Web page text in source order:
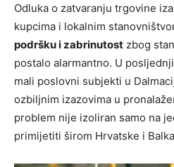
Odluka o zatvaranju trgovine
kupcima i lokalnim
podršku i zabrinutost zbog
postalo alarmantno. U
mali poslovni subjekti u
ozbiljnim izazovima u
problem nije izoliran samo na
primijetiti širom Hrvatske i